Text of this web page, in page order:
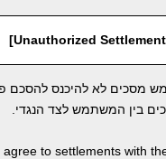
מסכים לא להיכנס להסכם
בין המשתמש לצד הנגדי.
to settlements with